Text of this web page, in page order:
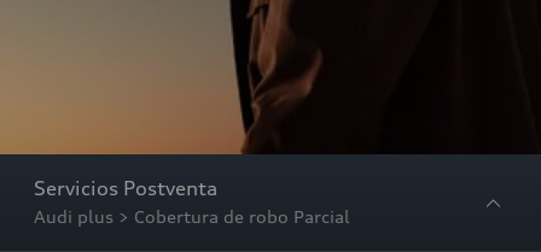
Servicios Postventa
Audi plus > Cobertura de robo Parcial